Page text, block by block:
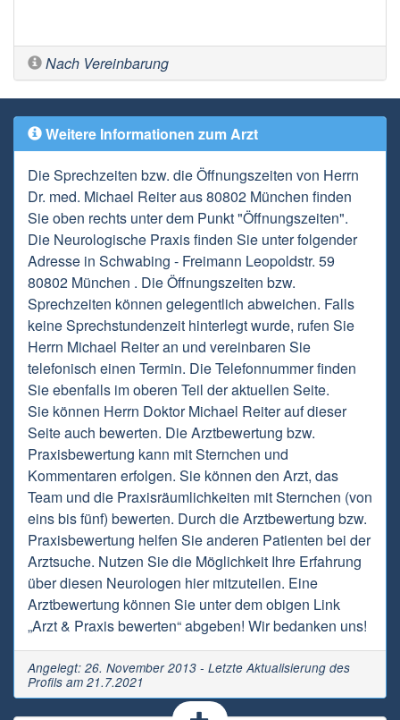
Nach Vereinbarung
Weitere Informationen zum Arzt
Die Sprechzeiten bzw. die Öffnungszeiten von Herrn
Dr. med. Michael Reiter aus 80802 München finden
Sie oben rechts unter dem Punkt "Öffnungszeiten".
Die Neurologische Praxis finden Sie unter folgender
Adresse in Schwabing - Freimann Leopoldstr. 59
80802 München . Die Öffnungszeiten bzw.
Sprechzeiten können gelegentlich abweichen. Falls
keine Sprechstundenzeit hinterlegt wurde, rufen Sie
Herrn Michael Reiter an und vereinbaren Sie
telefonisch einen Termin. Die Telefonnummer finden
Sie ebenfalls im oberen Teil der aktuellen Seite.
Sie können Herrn Doktor Michael Reiter auf dieser
Seite auch bewerten. Die Arztbewertung bzw.
Praxisbewertung kann mit Sternchen und
Kommentaren erfolgen. Sie können den Arzt, das
Team und die Praxisräumlichkeiten mit Sternchen (von
eins bis fünf) bewerten. Durch die Arztbewertung bzw.
Praxisbewertung helfen Sie anderen Patienten bei der
Arztsuche. Nutzen Sie die Möglichkeit Ihre Erfahrung
über diesen Neurologen hier mitzuteilen. Eine
Arztbewertung können Sie unter dem obigen Link
„Arzt & Praxis bewerten“ abgeben! Wir bedanken uns!
Angelegt: 26. November 2013 - Letzte Aktualisierung des
Profils am 21.7.2021